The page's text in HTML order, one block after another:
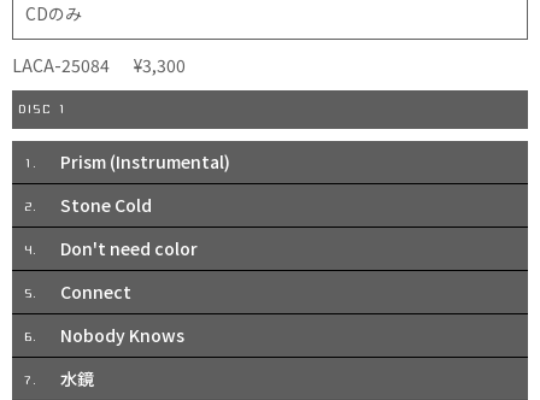
CDのみ
LACA-25084 ¥3,300
DISC 1
1. Prism (Instrumental)
2. Stone Cold
4. Don't need color
5. Connect
6. Nobody Knows
7. 水鏡